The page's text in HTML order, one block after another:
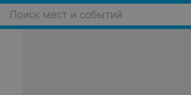
Поиск мест и событий